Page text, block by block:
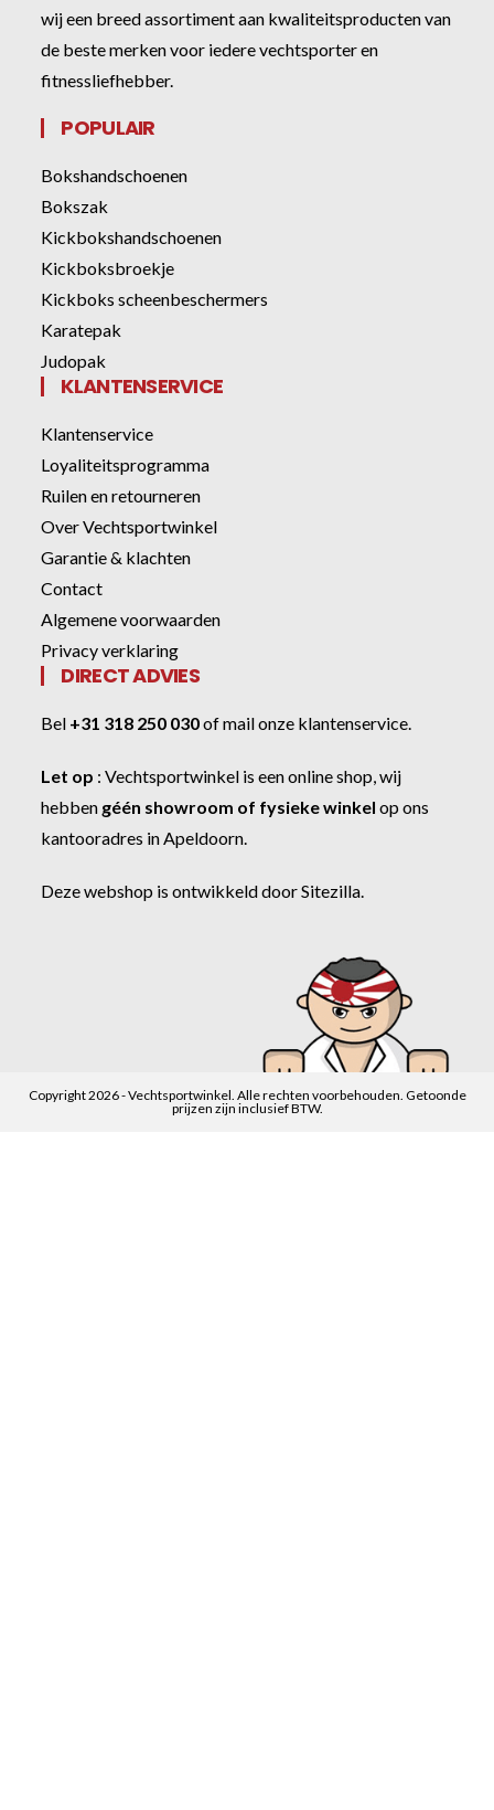
wij een breed assortiment aan kwaliteitsproducten van
de beste merken voor iedere vechtsporter en
fitnessliefhebber.
POPULAIR
Bokshandschoenen
Bokszak
Kickbokshandschoenen
Kickboksbroekje
Kickboks scheenbeschermers
Karatepak
Judopak
KLANTENSERVICE
Klantenservice
Loyaliteitsprogramma
Ruilen en retourneren
Over Vechtsportwinkel
Garantie & klachten
Contact
Algemene voorwaarden
Privacy verklaring
DIRECT ADVIES
Bel +31 318 250 030ofmail onze klantenservice.
Let op :Vechtsportwinkel is een online shop, wij
hebben géén showroom of fysieke winkel op ons
kantooradres in Apeldoorn.
Deze webshop is ontwikkeld doorSitezilla.
Copyright 2026 - Vechtsportwinkel. Alle rechten voorbehouden. Getoonde
prijzen zijn inclusief BTW.